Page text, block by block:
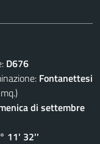
D676
Fontanettesi
di settembre
11' 32''